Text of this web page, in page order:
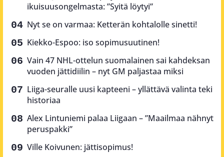
ikuisuusongelmasta: ”Syitä löytyi”
Nyt se on varmaa: Ketterän kohtalolle sinetti!
Kiekko-Espoo: iso sopimusuutinen!
Vain 47 NHL-ottelun suomalainen sai kahdeksan
vuoden jättidiilin – nyt GM paljastaa miksi
Liiga-seuralle uusi kapteeni – yllättävä valinta teki
historiaa
Alex Lintuniemi palaa Liigaan – ”Maailmaa nähnyt
peruspakki”
Ville Koivunen: jättisopimus!